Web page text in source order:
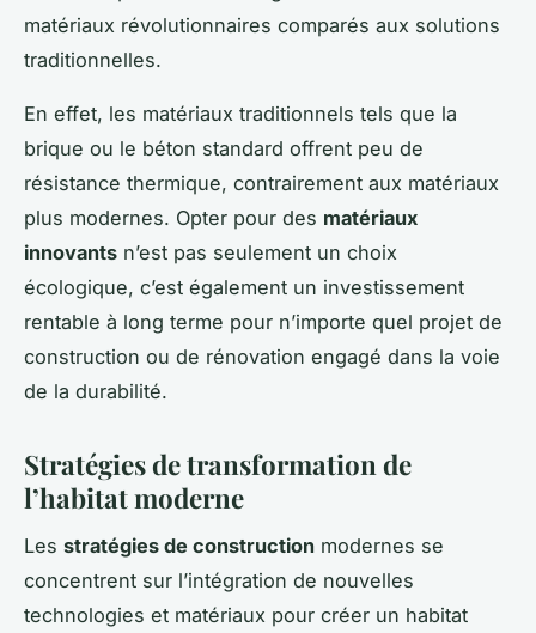
matériaux révolutionnaires comparés aux solutions
traditionnelles.
En effet, les matériaux traditionnels tels que la
brique ou le béton standard offrent peu de
résistance thermique, contrairement aux matériaux
plus modernes. Opter pour des matériaux
innovants n’est pas seulement un choix
écologique, c’est également un investissement
rentable à long terme pour n’importe quel projet de
construction ou de rénovation engagé dans la voie
de la durabilité.
Stratégies de transformation de
l’habitat moderne
Les stratégies de construction modernes se
concentrent sur l’intégration de nouvelles
technologies et matériaux pour créer un habitat